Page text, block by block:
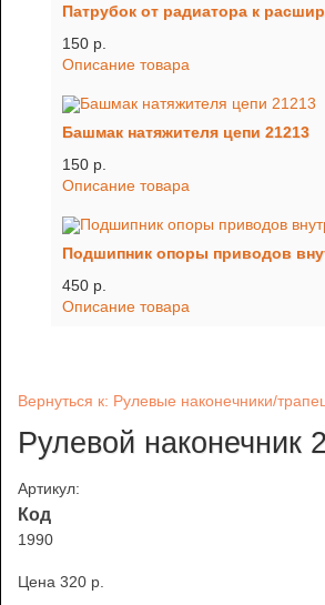
Патрубок от радиатора к
150 p.
Описание товара
Башмак натяжителя цепи 21213
150 p.
Описание товара
Подшипник опоры приводов
450 p.
Описание товара
Вернуться к: Рулевые наконечники/
Рулевой наконечник
Артикул:
Код
1990
Цена 320 p.